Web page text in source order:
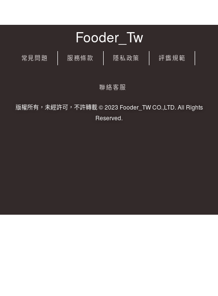
Fooder_Tw
常見問題 服務條款 隱私政策 評鑑規範
聯絡客服
版權所有，未經許可，不許轉載 © 2023 Fooder_TW CO.,LTD. All Rights
Reserved.